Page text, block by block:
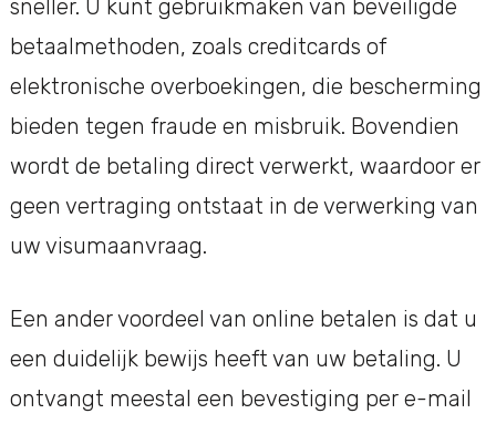
sneller. U kunt gebruikmaken van beveiligde
betaalmethoden, zoals creditcards of
elektronische overboekingen, die bescherming
bieden tegen fraude en misbruik. Bovendien
wordt de betaling direct verwerkt, waardoor er
geen vertraging ontstaat in de verwerking van
uw visumaanvraag.
Een ander voordeel van online betalen is dat u
een duidelijk bewijs heeft van uw betaling. U
ontvangt meestal een bevestiging per e-mail